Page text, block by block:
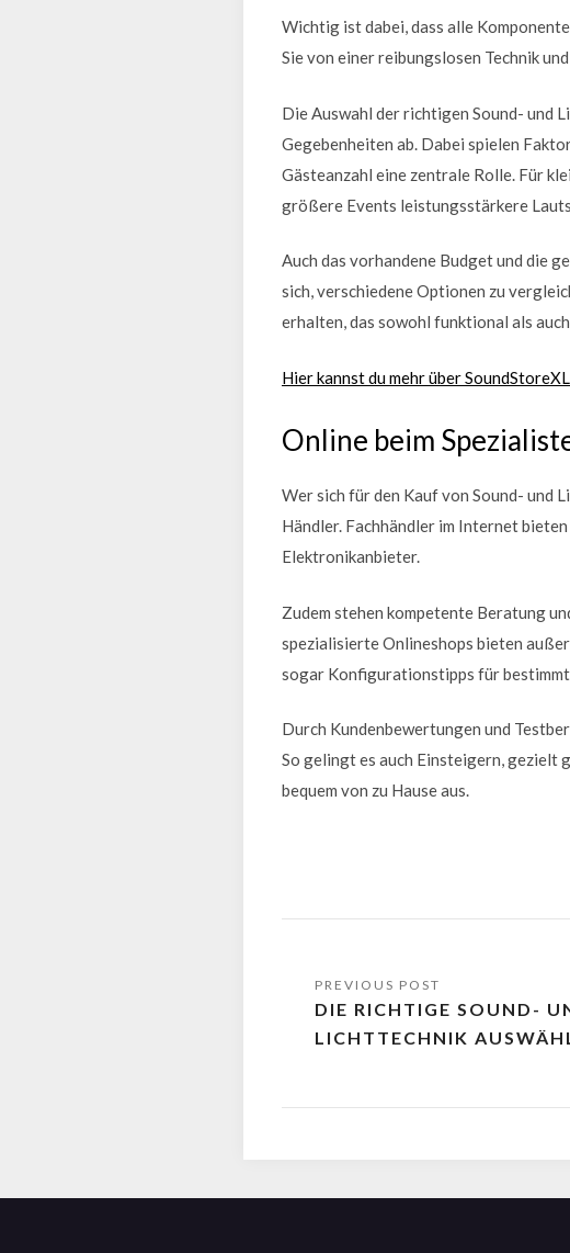
Wichtig ist dabei, dass alle
Sie von einer reibungslosen Technik
Die Auswahl der richtigen Sound- und
Gegebenheiten ab. Dabei spielen
Gästeanzahl eine zentrale Rolle. Für
größere Events leistungsstärkere
Auch das vorhandene Budget und die
sich, verschiedene Optionen zu
erhalten, das sowohl funktional als
Hier kannst du mehr über
Online beim
Wer sich für den Kauf von Sound- und
Händler. Fachhändler im Internet
Elektronikanbieter.
Zudem stehen kompetente Beratung
spezialisierte Onlineshops bieten
sogar Konfigurationstipps für
Durch Kundenbewertungen und
So gelingt es auch Einsteigern, gezielt
bequem von zu Hause aus.
DIE RICHTIGE SOUND-
LICHTTECHNIK